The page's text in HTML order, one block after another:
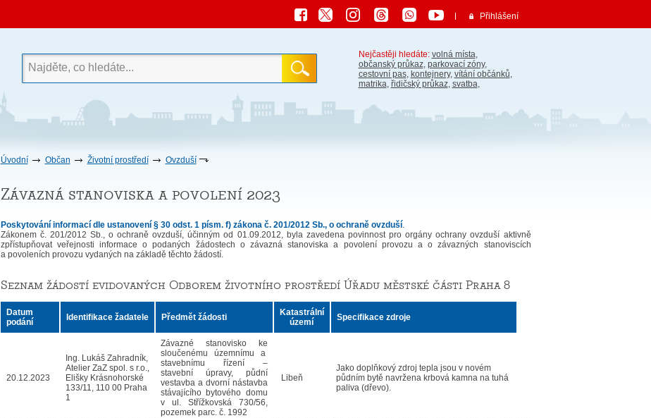
Přihlášení
Nejčastěji hledáte: volná místa,
občanský průkaz, parkovací zóny,
cestovní pas, kontejnery, vítání občánků,
matrika, řidičský průkaz, svatba,
Úvodní Občan Životní prostředí Ovzduší
Závazná stanoviska a povolení 2023
Poskytování informací dle ustanovení § 30 odst. 1 písm. f) zákona č. 201/2012 Sb., o ochraně ovzduší.
Zákonem č. 201/2012 Sb., o ochraně ovzduší, účinným od 01.09.2012, byla zavedena povinnost pro orgány ochrany ovzduší aktivně
zpřístupňovat veřejnosti informace o podaných žádostech o závazná stanoviska a povolení provozu a o závazných stanoviscích
a povoleních provozu vydaných na základě těchto žádostí.
Seznam žádostí evidovaných Odborem životního prostředí Úřadu městské části Praha 8
Datum
podání
Identifikace žadatele Předmět žádosti
Katastrální
území
Specifikace zdroje
20.12.2023
Ing. Lukáš Zahradník,
Atelier ZaZ spol. s r.o.,
Elišky Krásnohorské
133/11, 110 00 Praha
1
Závazné stanovisko ke
sloučenému územnímu a
stavebnímu řízení –
stavební úpravy, půdní
vestavba a dvorní nástavba
stávajícího bytového domu
v ul. Střížkovská 730/56,
pozemek parc. č. 1992
Libeň
Jako doplňkový zdroj tepla jsou v novém
půdním bytě navržena krbová kamna na tuhá
paliva (dřevo).